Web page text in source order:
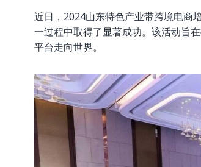
近日，2024山东特色产业带跨境电商
一过程中取得了显著成功。该活动旨
平台走向世界。